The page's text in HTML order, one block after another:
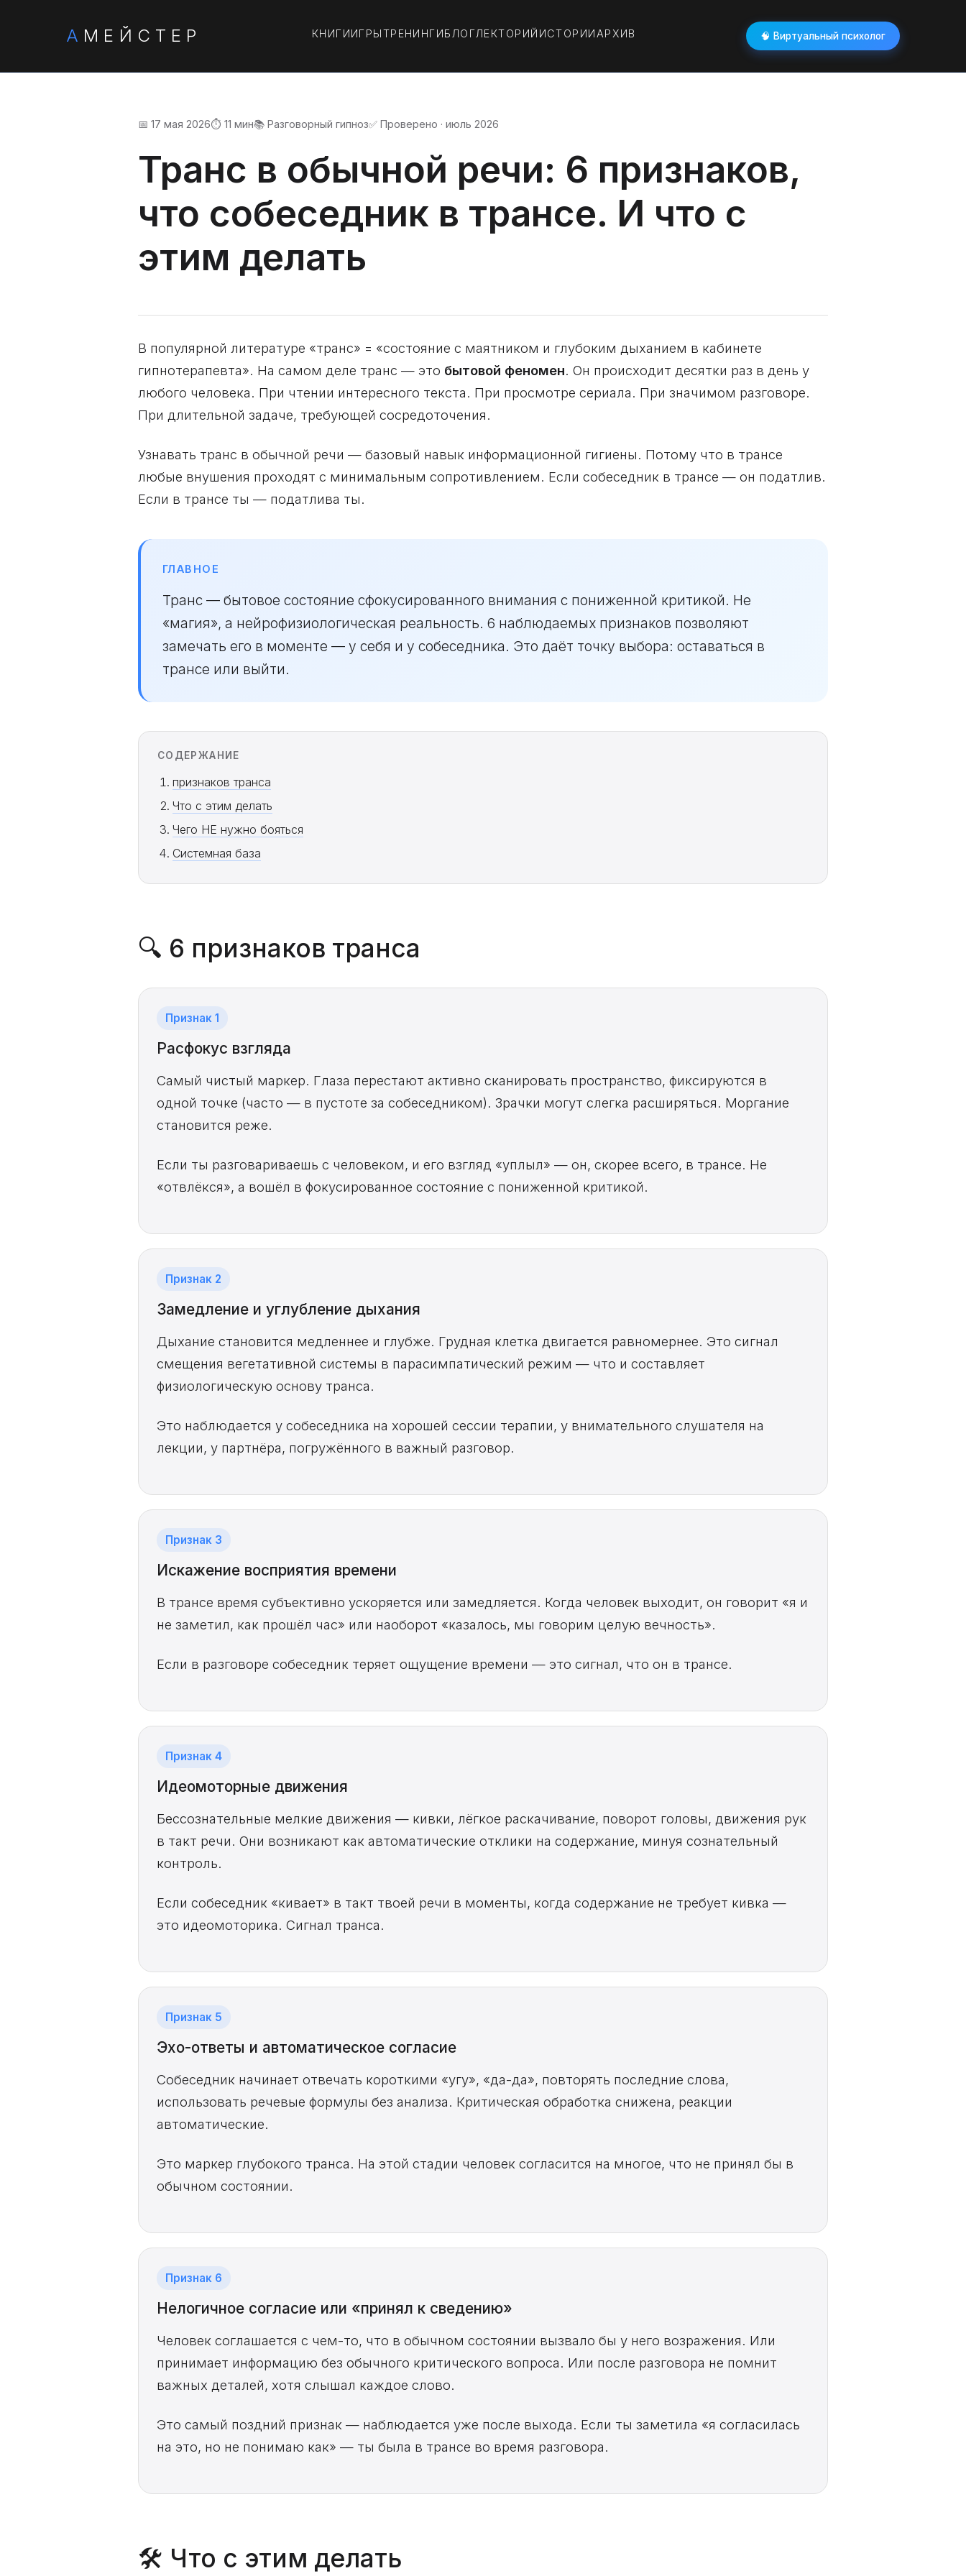
А МЕЙСТЕР КНИГИИГРЫТРЕНИНГИБЛОГЛЕКТОРИЙ ИСТОРИИ АРХИВ 🧠 Виртуальный психолог
📅 17 мая 2026⏱️ 11 мин📚 Разговорный гипноз✅ Проверено · июль 2026
Транс в обычной речи: 6 признаков,
что собеседник в трансе. И что с
этим делать
В популярной литературе «транс» = «состояние с маятником и глубоким дыханием в кабинете
гипнотерапевта». На самом деле транс — это бытовой феномен. Он происходит десятки раз в день у
любого человека. При чтении интересного текста. При просмотре сериала. При значимом разговоре.
При длительной задаче, требующей сосредоточения.
Узнавать транс в обычной речи — базовый навык информационной гигиены. Потому что в трансе
любые внушения проходят с минимальным сопротивлением. Если собеседник в трансе — он податлив.
Если в трансе ты — податлива ты.
ГЛАВНОЕ
Транс — бытовое состояние сфокусированного внимания с пониженной критикой. Не
«магия», а нейрофизиологическая реальность. 6 наблюдаемых признаков позволяют
замечать его в моменте — у себя и у собеседника. Это даёт точку выбора: оставаться в
трансе или выйти.
СОДЕРЖАНИЕ
признаков транса
Что с этим делать
Чего НЕ нужно бояться
Системная база
🔍 6 признаков транса
Признак 1
Расфокус взгляда
Самый чистый маркер. Глаза перестают активно сканировать пространство, фиксируются в
одной точке (часто — в пустоте за собеседником). Зрачки могут слегка расширяться. Моргание
становится реже.
Если ты разговариваешь с человеком, и его взгляд «уплыл» — он, скорее всего, в трансе. Не
«отвлёкся», а вошёл в фокусированное состояние с пониженной критикой.
Признак 2
Замедление и углубление дыхания
Дыхание становится медленнее и глубже. Грудная клетка двигается равномернее. Это сигнал
смещения вегетативной системы в парасимпатический режим — что и составляет
физиологическую основу транса.
Это наблюдается у собеседника на хорошей сессии терапии, у внимательного слушателя на
лекции, у партнёра, погружённого в важный разговор.
Признак 3
Искажение восприятия времени
В трансе время субъективно ускоряется или замедляется. Когда человек выходит, он говорит «я и
не заметил, как прошёл час» или наоборот «казалось, мы говорим целую вечность».
Если в разговоре собеседник теряет ощущение времени — это сигнал, что он в трансе.
Признак 4
Идеомоторные движения
Бессознательные мелкие движения — кивки, лёгкое раскачивание, поворот головы, движения рук
в такт речи. Они возникают как автоматические отклики на содержание, минуя сознательный
контроль.
Если собеседник «кивает» в такт твоей речи в моменты, когда содержание не требует кивка —
это идеомоторика. Сигнал транса.
Признак 5
Эхо-ответы и автоматическое согласие
Собеседник начинает отвечать короткими «угу», «да-да», повторять последние слова,
использовать речевые формулы без анализа. Критическая обработка снижена, реакции
автоматические.
Это маркер глубокого транса. На этой стадии человек согласится на многое, что не принял бы в
обычном состоянии.
Признак 6
Нелогичное согласие или «принял к сведению»
Человек соглашается с чем-то, что в обычном состоянии вызвало бы у него возражения. Или
принимает информацию без обычного критического вопроса. Или после разговора не помнит
важных деталей, хотя слышал каждое слово.
Это самый поздний признак — наблюдается уже после выхода. Если ты заметила «я согласилась
на это, но не понимаю как» — ты была в трансе во время разговора.
🛠️ Что с этим делать